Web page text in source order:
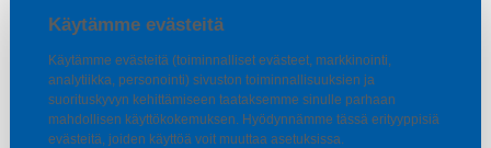
Käytämme evästeitä
Käytämme evästeitä (toiminnalliset evästeet, markkinointi,
analytiikka, personointi) sivuston toiminnallisuuksien ja
suorituskyvyn kehittämiseen taataksemme sinulle parhaan
mahdollisen käyttökokemuksen. Hyödynnämme tässä erityyppisiä
evästeitä, joiden käyttöä voit muuttaa asetuksissa.